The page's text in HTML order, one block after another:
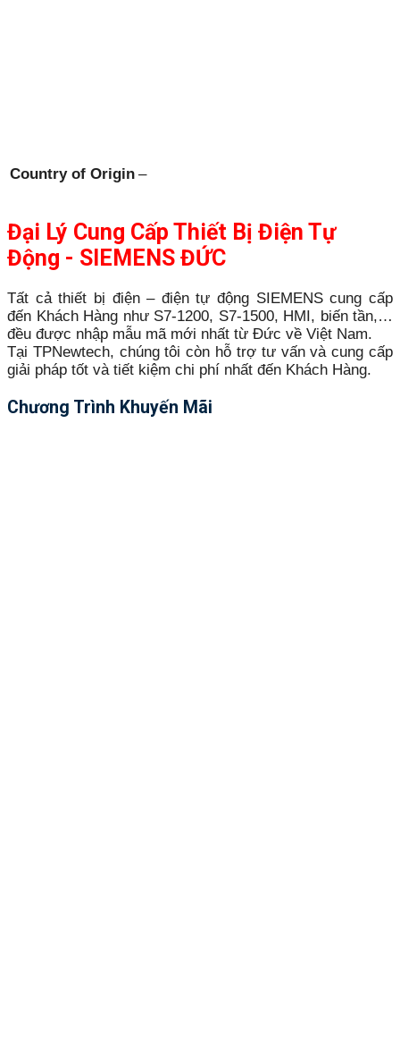
Country of Origin –
Đại Lý Cung Cấp Thiết Bị Điện Tự
Động - SIEMENS ĐỨC
Tất cả thiết bị điện – điện tự động SIEMENS cung cấp
đến Khách Hàng như S7-1200, S7-1500, HMI, biến tần,…
đều được nhập mẫu mã mới nhất từ Đức về Việt Nam.
Tại TPNewtech, chúng tôi còn hỗ trợ tư vấn và cung cấp
giải pháp tốt và tiết kiệm chi phí nhất đến Khách Hàng.
Chương Trình Khuyến Mãi